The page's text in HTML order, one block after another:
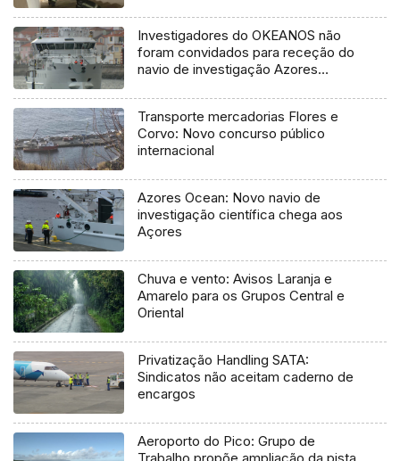
Investigadores do OKEANOS não
foram convidados para receção do
navio de investigação Azores
Transporte mercadorias Flores e
Corvo: Novo concurso público
internacional
Azores Ocean: Novo navio de
investigação científica chega aos
Açores
Chuva e vento: Avisos Laranja e
Amarelo para os Grupos Central e
Oriental
Privatização Handling SATA:
Sindicatos não aceitam caderno de
encargos
Aeroporto do Pico: Grupo de